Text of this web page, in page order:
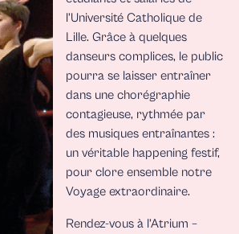
l’Université Catholique de
Lille. Grâce à quelques
danseurs complices, le public
pourra se laisser entraîner
dans une chorégraphie
contagieuse, rythmée par
des musiques entraînantes :
un véritable happening festif,
pour clore ensemble notre
Voyage extraordinaire.
Rendez-vous à l’Atrium –